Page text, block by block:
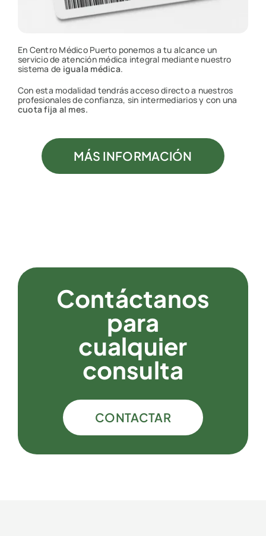
En Centro Médico Puerto ponemos a tu alcance un
servicio de atención médica integral mediante nuestro
sistema de iguala médica.
Con esta modalidad tendrás acceso directo a nuestros
profesionales de confianza, sin intermediarios y con una
cuota fija al mes.
MÁS INFORMACIÓN
Contáctanos
para
cualquier
consulta
CONTACTAR